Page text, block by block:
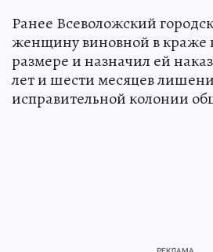
Ранее Всеволожский
женщину виновной в краже
размере и назначил ей
лет и шести месяцев
исправительной колонии